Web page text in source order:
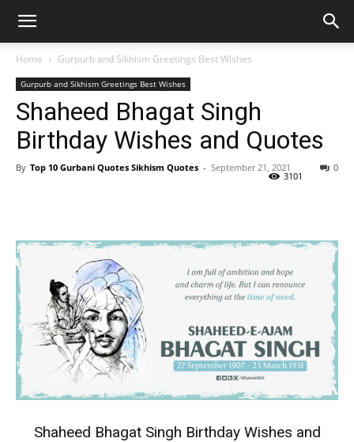
Home Gurpurb and Sikhism Greetings Best Wishes
Gurpurb and Sikhism Greetings Best Wishes
Shaheed Bhagat Singh
Birthday Wishes and Quotes
By Top 10 Gurbani Quotes Sikhism Quotes - September 21, 2021 0
3101
Shaheed Bhagat Singh Birthday Wishes and